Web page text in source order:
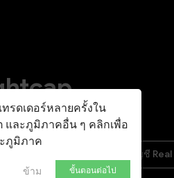
Global Limited
บัญชี Real
ทรดเดอร์หลายครั้งใน
และภูมิภาคอื่น ๆ คลิกเพื่อ
ภูมิภาค
ข้าม ขั้นตอนต่อไป